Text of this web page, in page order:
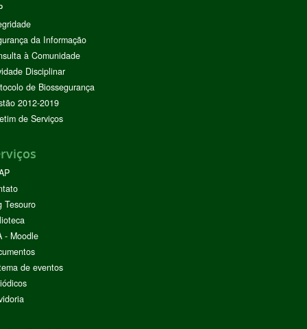
da Informação
à Comunidade
Disciplinar
de Biossegurança
2012-2019
de Serviços
Tesouro
- Moodle
de eventos